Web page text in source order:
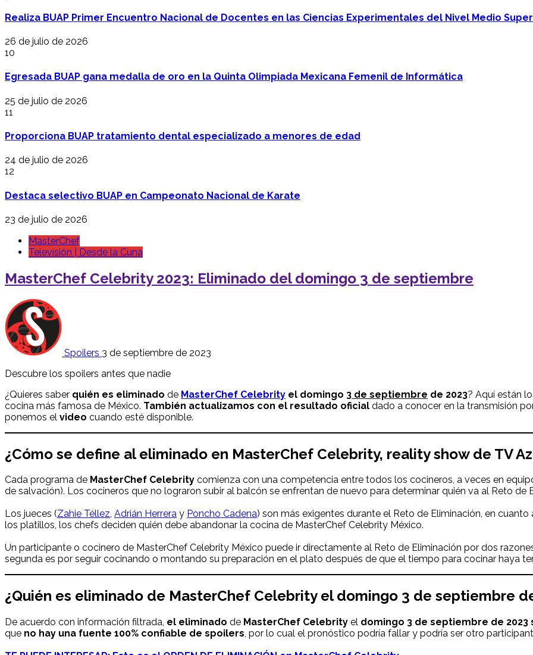
Realiza BUAP Primer Encuentro Nacional de Docentes en las Ciencias Experimentales del Nivel Medio
26 de julio de 2026
10
Egresada BUAP gana medalla de oro en la Quinta Olimpiada Mexicana Femenil de Informática
25 de julio de 2026
11
Proporciona BUAP tratamiento dental especializado a menores de edad
24 de julio de 2026
12
Destaca selectivo BUAP en Campeonato Nacional de Karate
23 de julio de 2026
MasterChef
Televisión | Desde la Cuna
MasterChef Celebrity 2023: Eliminado del domingo 3 de septiembre
Spoilers 3 de septiembre de 2023
Descubre los spoilers antes que nadie
¿Quieres saber quién es eliminado de MasterChef Celebrity el domingo 3 de septiembre de 2023? Aquí están
cocina más famosa de México. También actualizamos con el resultado oficial dado a conocer en la transmisión
ponemos el video cuando esté disponible.
¿Cómo se define al eliminado en MasterChef Celebrity, reality show de TV
Cada programa de MasterChef Celebrity comienza con una competencia entre todos los cocineros, a veces en
de salvación). Los cocineros que no lograron subir al balcón se enfrentan de nuevo para determinar quién va al Reto de
Los jueces (Zahie Téllez, Adrián Herrera y Poncho Cadena) son más exigentes durante el Reto de Eliminación, en
los platillos, los chefs deciden quién debe abandonar la cocina de MasterChef Celebrity México.
Un participante o cocinero de MasterChef Celebrity México puede ir directamente al Reto de Eliminación por dos
segunda es por seguir cocinando o montando su preparación en el plato después de que el tiempo para cocinar haya
¿Quién es eliminado de MasterChef Celebrity el domingo 3 de septiembre
De acuerdo con información filtrada, el eliminado de MasterChef Celebrity el domingo 3 de septiembre de 2023
que no hay una fuente 100% confiable de spoilers, por lo cual el pronóstico podría fallar y podría ser otro